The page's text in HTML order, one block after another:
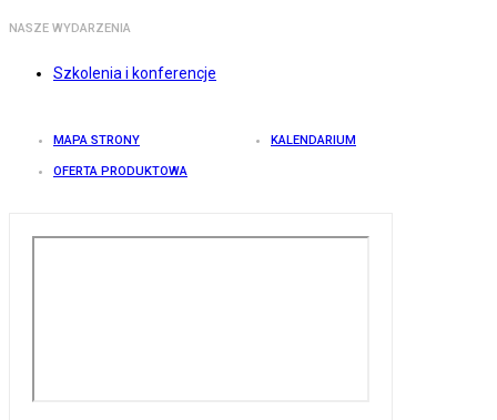
NASZE WYDARZENIA
Szkolenia i konferencje
MAPA STRONY KALENDARIUM
OFERTA PRODUKTOWA